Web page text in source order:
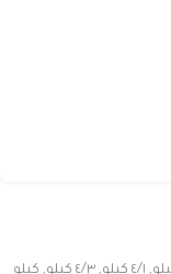
, ٤/١ كيلو , ٤/٣ كيلو , كيلو